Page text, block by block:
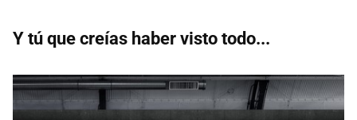
Y tú que creías haber visto todo...